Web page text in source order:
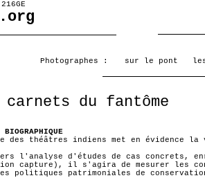
Photographes : sur le pont
carnets du fantôme
BIOGRAPHIQUE
des théâtres indiens met en évidence
l'analyse d'études de cas concrets,
capture), il s'agira de mesurer les
politiques patrimoniales de